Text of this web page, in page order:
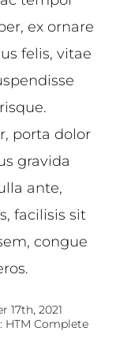
ex ornare
felis, vitae
porta dolor
gravida
ante,
facilisis sit
congue
17th, 2021
HTM Complete